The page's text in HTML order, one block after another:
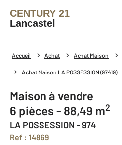
CENTURY 21
Lancastel
Accueil Achat Achat Maison
Achat Maison LA POSSESSION (97419)
Maison à vendre
6 pièces - 88,49 m2
LA POSSESSION - 974
Ref : 14869